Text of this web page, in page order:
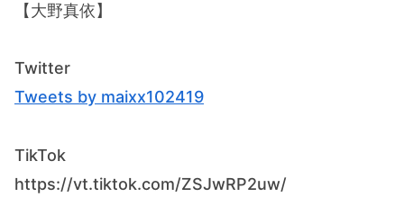
【大野真依】
Twitter
Tweets by maixx102419
TikTok
https://vt.tiktok.com/ZSJwRP2uw/